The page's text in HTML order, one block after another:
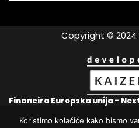
Copyright © 2024
Financira Europska unija –
službena stajališta Europske
Koristimo kolačiće kako bismo